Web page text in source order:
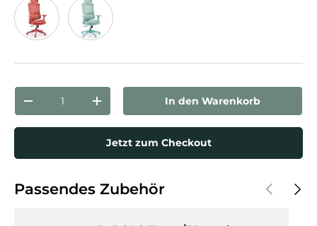
Anzahl
Menge verringernMenge erhöhenIn den Warenkorb
Jetzt zum Checkout
Passendes Zubehör Vorherige